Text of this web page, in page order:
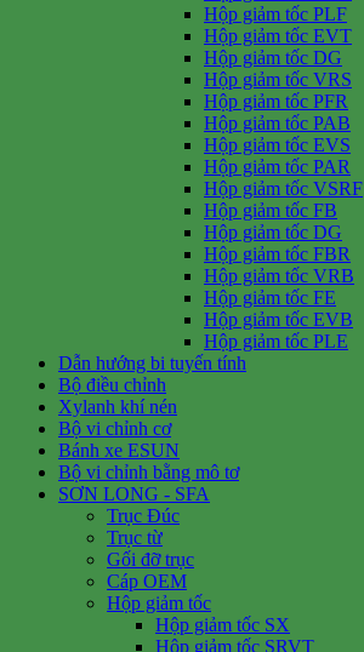
Hộp giảm tốc PLF
Hộp giảm tốc EVT
Hộp giảm tốc DG
Hộp giảm tốc VRS
Hộp giảm tốc PFR
Hộp giảm tốc PAB
Hộp giảm tốc EVS
Hộp giảm tốc PAR
Hộp giảm tốc VSRF
Hộp giảm tốc FB
Hộp giảm tốc DG
Hộp giảm tốc FBR
Hộp giảm tốc VRB
Hộp giảm tốc FE
Hộp giảm tốc EVB
Hộp giảm tốc PLE
Dẫn hướng bi tuyến tính
Bộ điều chỉnh
Xylanh khí nén
Bộ vi chỉnh cơ
Bánh xe ESUN
Bộ vi chỉnh bằng mô tơ
SƠN LONG - SFA
Trục Đúc
Trục từ
Gối đỡ trục
Cáp OEM
Hộp giảm tốc
Hộp giảm tốc SX
Hộp giảm tốc SRVT